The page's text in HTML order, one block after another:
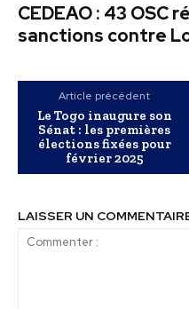
CEDEAO : 43 OSC
sanctions contre
Article précédent
Le Togo inaugure son
Sénat : les premières
élections fixées pour
février 2025
LAISSER UN